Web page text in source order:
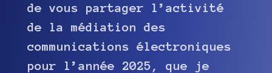
de vous partager l’activité
de la médiation des
communications électroniques
pour l’année 2025, que je